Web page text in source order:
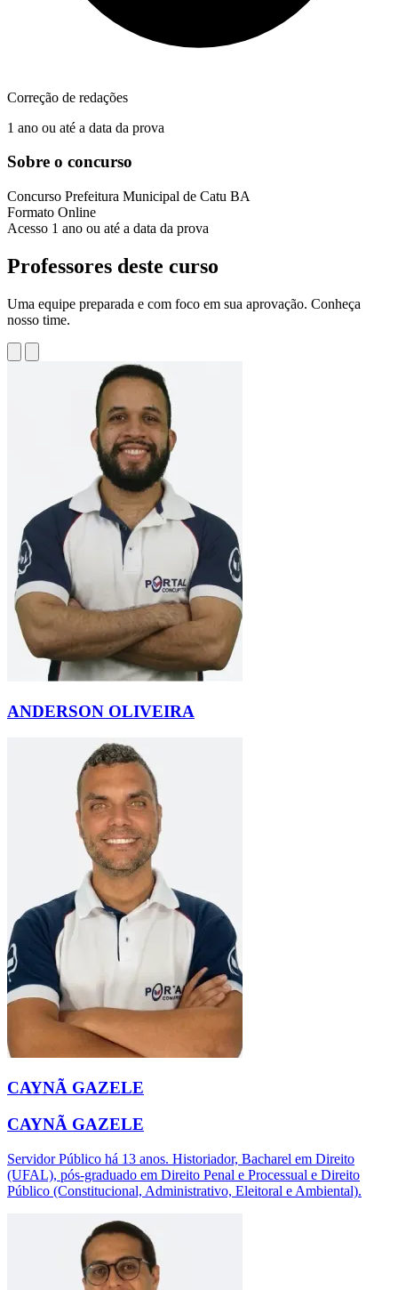
Correção de redações
1 ano ou até a data da prova
Sobre o concurso
Concurso Prefeitura Municipal de Catu BA
Formato Online
Acesso 1 ano ou até a data da prova
Professores deste curso
Uma equipe preparada e com foco em sua aprovação. Conheça
nosso time.
ANDERSON OLIVEIRA
CAYNÃ GAZELE
CAYNÃ GAZELE
Servidor Público há 13 anos. Historiador, Bacharel em Direito
(UFAL), pós-graduado em Direito Penal e Processual e Direito
Público (Constitucional, Administrativo, Eleitoral e Ambiental).